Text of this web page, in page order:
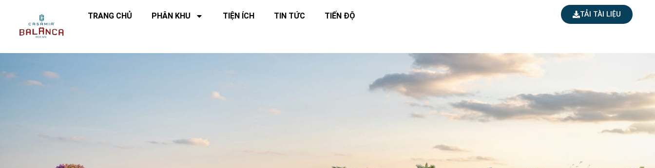
TRANG CHỦ PHÂN KHU TIỆN ÍCH TIN TỨC TIẾN ĐỘ TẢI TÀI LIỆU